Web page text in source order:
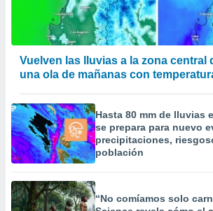
Vuelven las lluvias a la zona central
una ola de mañanas con
Hasta 80 mm de lluvias
se prepara para nuevo
precipitaciones,
población
“No comíamos solo